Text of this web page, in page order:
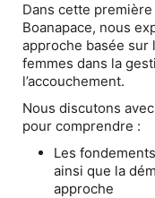
Dans cette
Boanapace, nous
approche basée sur
femmes dans la
l’accouchement.
Nous discutons avec
pour comprendre :
Les
ainsi que la
approche